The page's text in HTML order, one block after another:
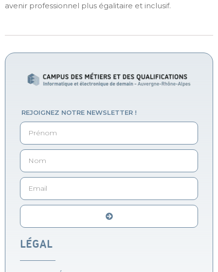
avenir professionnel plus égalitaire et inclusif.
REJOIGNEZ NOTRE NEWSLETTER !
LÉGAL